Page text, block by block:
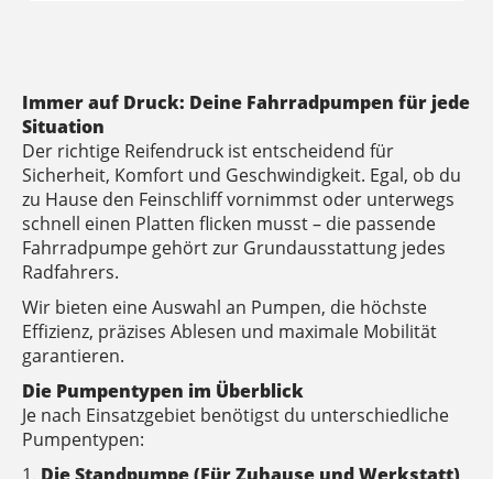
Immer auf Druck: Deine Fahrradpumpen für jede
Situation
Der richtige Reifendruck ist entscheidend für
Sicherheit, Komfort und Geschwindigkeit. Egal, ob du
zu Hause den Feinschliff vornimmst oder unterwegs
schnell einen Platten flicken musst – die passende
Fahrradpumpe gehört zur Grundausstattung jedes
Radfahrers.
Wir bieten eine Auswahl an Pumpen, die höchste
Effizienz, präzises Ablesen und maximale Mobilität
garantieren.
Die Pumpentypen im Überblick
Je nach Einsatzgebiet benötigst du unterschiedliche
Pumpentypen: